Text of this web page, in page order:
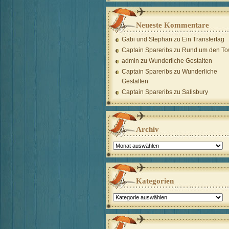
Neueste Kommentare
Gabi und Stephan zu Ein Transfertag
Captain Spareribs zu Rund um den
admin zu Wunderliche Gestalten
Captain Spareribs zu Wunderliche
Gestalten
Captain Spareribs zu Salisbury
Archiv
Archiv
Kategorien
Kategorien